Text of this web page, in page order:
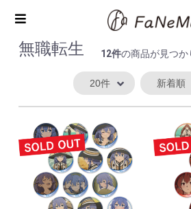
無職転生 12件の商品が見つか